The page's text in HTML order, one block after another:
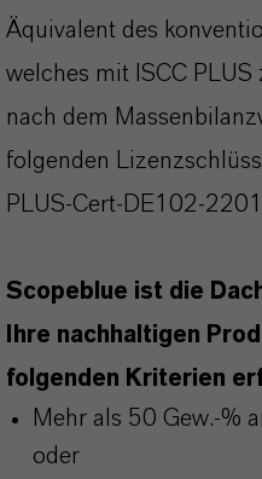
Äquivalent des
welches mit ISCC
nach dem
folgenden
PLUS-Cert-DE102-
Scopeblue ist die
Ihre nachhaltigen
folgenden Kriterien
Mehr als 50 Gew.-%
oder